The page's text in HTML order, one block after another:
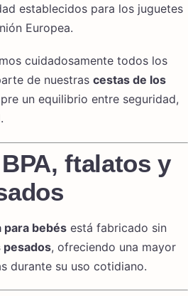
establecidos para los juguetes
Europea.
cuidadosamente todos los
de nuestras cestas de los
un equilibrio entre seguridad,
ftalatos y
para bebés está fabricado sin
pesados, ofreciendo una mayor
durante su uso cotidiano.